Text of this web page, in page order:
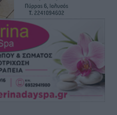
μικρών στη 12άδα
και μια κοινότητα